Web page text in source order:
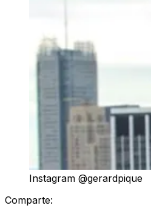
Instagram @gerardpique
Comparte: